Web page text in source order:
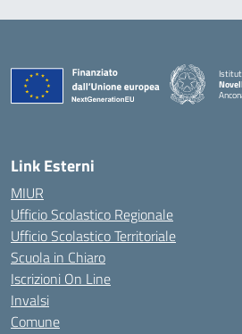
Link Esterni
MIUR
Ufficio Scolastico Regionale
Ufficio Scolastico Territoriale
Scuola in Chiaro
Iscrizioni On Line
Invalsi
Comune